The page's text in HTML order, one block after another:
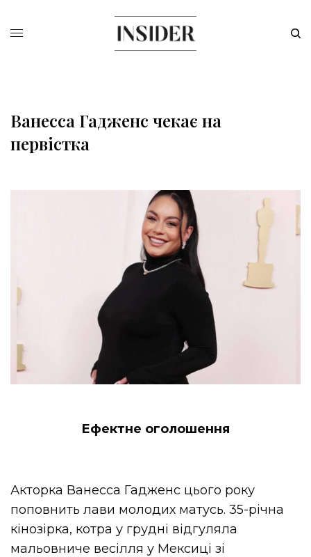
Ванесса Гадженс чекає на
первістка
Ефектне оголошення
Акторка Ванесса Гадженс цього року
поповнить лави молодих матусь. 35-річна
кінозірка, котра у грудні відгуляла
мальовниче весілля у Мексиці зі